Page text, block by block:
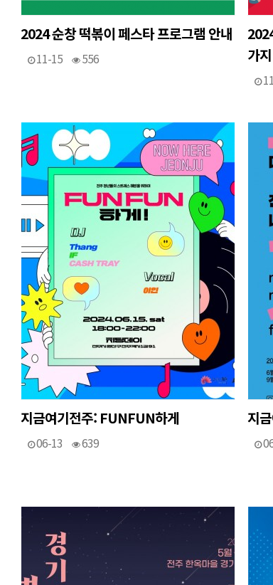
2024 순창 떡볶이 페스타 프로그램 안내
11-15 556
가
지금여기전주: FUNFUN하게
06-13 639
지